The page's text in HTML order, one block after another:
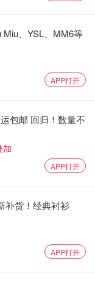
、YSL、MM6等
APP打开
包邮 回归！数量不
加
APP打开
补货！经典衬衫
APP打开